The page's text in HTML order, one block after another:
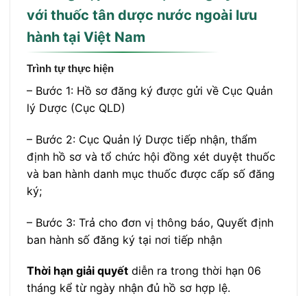
với thuốc tân dược nước ngoài lưu
hành tại Việt Nam
Trình tự thực hiện
– Bước 1: Hồ sơ đăng ký được gửi về Cục Quản
lý Dược (Cục QLD)
– Bước 2: Cục Quản lý Dược tiếp nhận, thẩm
định hồ sơ và tổ chức hội đồng xét duyệt thuốc
và ban hành danh mục thuốc được cấp số đăng
ký;
– Bước 3: Trả cho đơn vị thông báo, Quyết định
ban hành số đăng ký tại nơi tiếp nhận
Thời hạn giải quyết diễn ra trong thời hạn 06
tháng kể từ ngày nhận đủ hồ sơ hợp lệ.